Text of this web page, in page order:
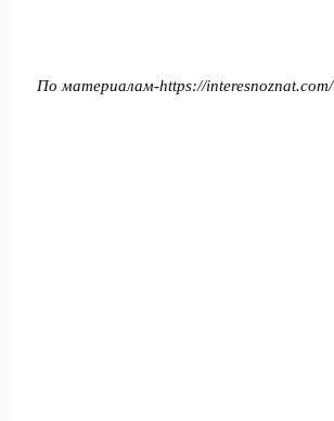
По материалам-https://interesnoznat.com/